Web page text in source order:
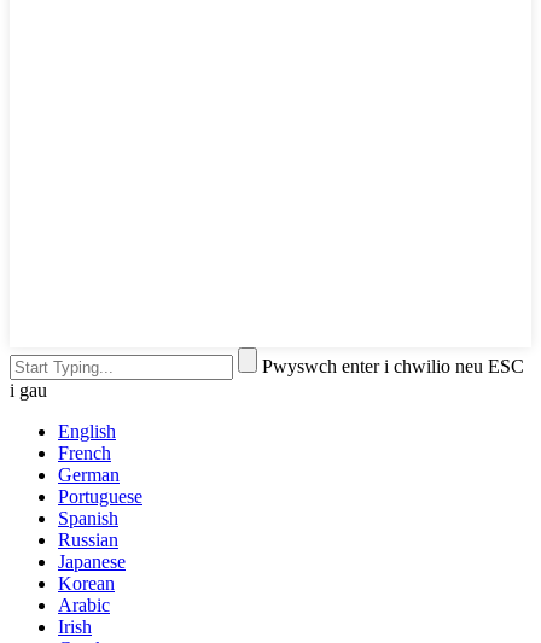
Pwyswch enter i chwilio neu ESC
i gau
English
French
German
Portuguese
Spanish
Russian
Japanese
Korean
Arabic
Irish